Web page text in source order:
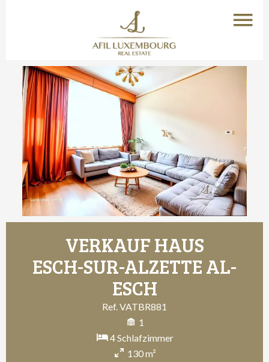
VERKAUF HAUS
ESCH-SUR-ALZETTE AL-
ESCH
Ref. VATBR881
1
4 Schlafzimmer
130 m²